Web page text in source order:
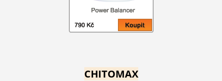
CHITOMAX